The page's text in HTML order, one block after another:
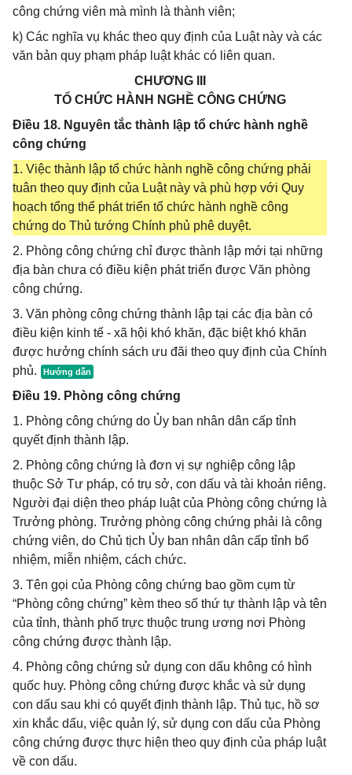
công chứng viên mà mình là thành viên;
k) Các nghĩa vụ khác theo quy định của Luật này và các
văn bản quy phạm pháp luật khác có liên quan.
CHƯƠNG III
TỔ CHỨC HÀNH NGHỀ CÔNG CHỨNG
Điều 18. Nguyên tắc thành lập tổ chức hành nghề
công chứng
1. Việc thành lập tổ chức hành nghề công chứng phải
tuân theo quy định của Luật này và phù hợp với Quy
hoạch tổng thể phát triển tổ chức hành nghề công
chứng do Thủ tướng Chính phủ phê duyệt.
2. Phòng công chứng chỉ được thành lập mới tại những
địa bàn chưa có điều kiện phát triển được Văn phòng
công chứng.
3. Văn phòng công chứng thành lập tại các địa bàn có
điều kiện kinh tế - xã hội khó khăn, đặc biệt khó khăn
được hưởng chính sách ưu đãi theo quy định của Chính
phủ.
Điều 19. Phòng công chứng
1. Phòng công chứng do Ủy ban nhân dân cấp tỉnh
quyết định thành lập.
2. Phòng công chứng là đơn vị sự nghiệp công lập
thuộc Sở Tư pháp, có trụ sở, con dấu và tài khoản riêng.
Người đại diện theo pháp luật của Phòng công chứng là
Trưởng phòng. Trưởng phòng công chứng phải là công
chứng viên, do Chủ tịch Ủy ban nhân dân cấp tỉnh bổ
nhiệm, miễn nhiệm, cách chức.
3. Tên gọi của Phòng công chứng bao gồm cụm từ
“Phòng công chứng” kèm theo số thứ tự thành lập và tên
của tỉnh, thành phố trực thuộc trung ương nơi Phòng
công chứng được thành lập.
4. Phòng công chứng sử dụng con dấu không có hình
quốc huy. Phòng công chứng được khắc và sử dụng
con dấu sau khi có quyết định thành lập. Thủ tục, hồ sơ
xin khắc dấu, việc quản lý, sử dụng con dấu của Phòng
công chứng được thực hiện theo quy định của pháp luật
về con dấu.